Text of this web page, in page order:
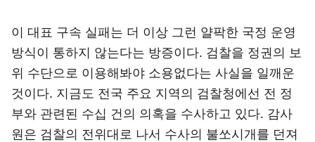
이 대표 구속 실패는 더 이상 그런 얄팍한 국정 운영
방식이 통하지 않는다는 방증이다. 검찰을 정권의 보
위 수단으로 이용해봐야 소용없다는 사실을 일깨운
것이다. 지금도 전국 주요 지역의 검찰청에선 전 정
부와 관련된 수십 건의 의혹을 수사하고 있다. 감사
원은 검찰의 전위대로 나서 수사의 불쏘시개를 던져